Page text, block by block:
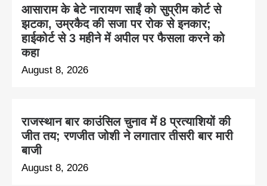
आसाराम के बेटे नारायण साईं को सुप्रीम कोर्ट से
झटका, उम्रकैद की सजा पर रोक से इनकार;
हाईकोर्ट से 3 महीने में अपील पर फैसला करने को
कहा
August 8, 2026
राजस्थान बार काउंसिल चुनाव में 8 प्रत्याशियों की
जीत तय; रणजीत जोशी ने लगातार तीसरी बार मारी
बाजी
August 8, 2026